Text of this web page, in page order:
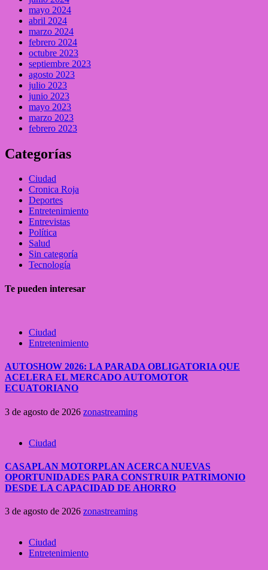
mayo 2024
abril 2024
marzo 2024
febrero 2024
octubre 2023
septiembre 2023
agosto 2023
julio 2023
junio 2023
mayo 2023
marzo 2023
febrero 2023
Categorías
Ciudad
Cronica Roja
Deportes
Entretenimiento
Entrevistas
Política
Salud
Sin categoría
Tecnología
Te pueden interesar
Ciudad
Entretenimiento
AUTOSHOW 2026: LA PARADA OBLIGATORIA QUE
ACELERA EL MERCADO AUTOMOTOR
ECUATORIANO
3 de agosto de 2026 zonastreaming
Ciudad
CASAPLAN MOTORPLAN ACERCA NUEVAS
OPORTUNIDADES PARA CONSTRUIR PATRIMONIO
DESDE LA CAPACIDAD DE AHORRO
3 de agosto de 2026 zonastreaming
Ciudad
Entretenimiento